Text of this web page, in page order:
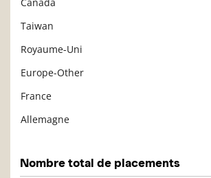
Taiwan
Royaume-Uni
Europe-Other
France
Allemagne
Nombre total de placements